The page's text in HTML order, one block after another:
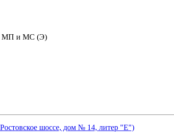
МП и МС (Э)
шоссе, дом № 14, литер "Е")